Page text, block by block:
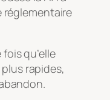
réglementaire
qu’elle
rapides,